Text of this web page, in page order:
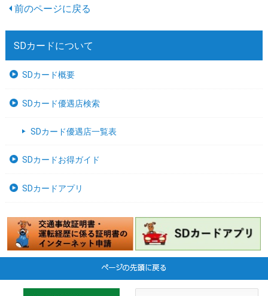
SDカードについて
SDカード概要
SDカード優遇店検索
SDカード優遇店一覧表
SDカードお得ガイド
SDカードアプリ